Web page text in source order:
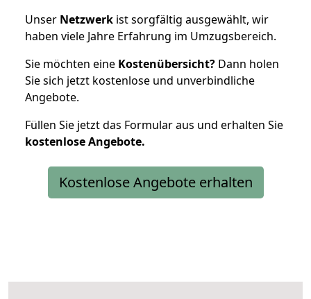
Unser Netzwerk ist sorgfältig ausgewählt, wir
haben viele Jahre Erfahrung im Umzugsbereich.
Sie möchten eine Kostenübersicht? Dann holen
Sie sich jetzt kostenlose und unverbindliche
Angebote.
Füllen Sie jetzt das Formular aus und erhalten Sie
kostenloseAngebote.
Kostenlose Angebote erhalten